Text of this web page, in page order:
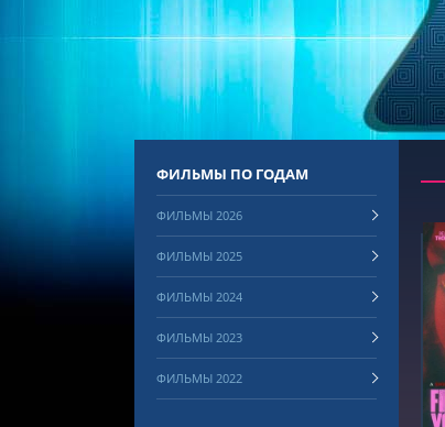
ФИЛЬМЫ ПО ГОДАМ
ФИЛЬМЫ 2026
ФИЛЬМЫ 2025
ФИЛЬМЫ 2024
ФИЛЬМЫ 2023
ФИЛЬМЫ 2022